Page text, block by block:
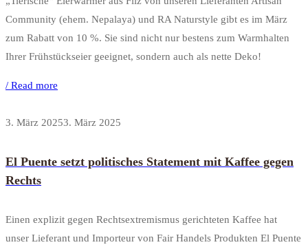
Community (ehem. Nepalaya) und RA Naturstyle gibt es im März
zum Rabatt von 10 %. Sie sind nicht nur bestens zum Warmhalten
Ihrer Frühstückseier geeignet, sondern auch als nette Deko!
/ Read more
3. März 20253. März 2025
El Puente setzt politisches Statement mit Kaffee gegen
Rechts
Einen explizit gegen Rechtsextremismus gerichteten Kaffee hat
unser Lieferant und Importeur von Fair Handels Produkten El Puente